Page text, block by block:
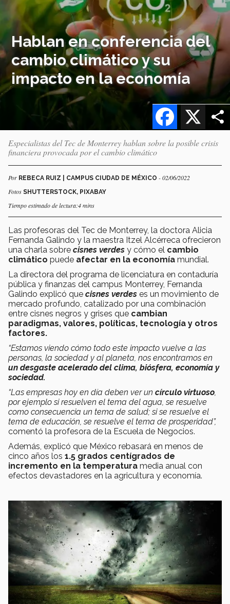
Hablan en conferencia del
cambio climático y su
impacto en la economía
X
Facebook
Especialistas del Tec de Monterrey hablan sobre la posible crisis
financiera provocada por el cambio climático
Por REBECA RUIZ | CAMPUS CIUDAD DE MÉXICO - 02/06/2022
Fotos SHUTTERSTOCK, PIXABAY
Tiempo estimado de lectura:4 mins
Las profesoras del Tec de Monterrey, la doctora Alicia
Fernanda Galindo y la maestra Itzel Alcérreca ofrecieron
una charla sobre cisnes verdes y cómo el cambio
climático puede afectar en la economía mundial.
La directora del programa de licenciatura en contaduría
pública y finanzas del campus Monterrey, Fernanda
Galindo explicó que cisnes verdes es un movimiento de
mercado profundo, catalizado por una combinación
entre cisnes negros y grises que cambian
paradigmas, valores, políticas, tecnología y otros
factores.
“Estamos viendo cómo todo este impacto vuelve a las
personas, la sociedad y al planeta, nos encontramos en
un desgaste acelerado del clima, biósfera, economía y
sociedad.
“Las empresas hoy en día deben ver un círculo virtuoso
por ejemplo si resuelven el tema del agua, se resuelve
como consecuencia un tema de salud; si se resuelve el
tema de educación, se resuelve el tema de prosperidad”,
comentó la profesora de la Escuela de Negocios.
Además, explicó que México rebasará en menos de
cinco años los 1.5 grados centígrados de
incremento en la temperatura media anual con
efectos devastadores en la agricultura y economía.